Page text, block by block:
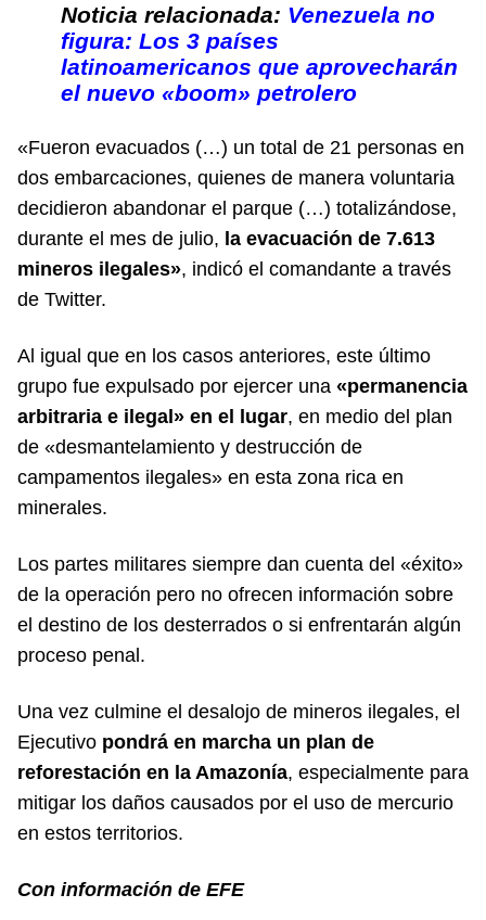
Noticia relacionada: Venezuela no
figura: Los 3 países
latinoamericanos que aprovecharán
el nuevo «boom» petrolero
«Fueron evacuados (…) un total de 21 personas en
dos embarcaciones, quienes de manera voluntaria
decidieron abandonar el parque (…) totalizándose,
durante el mes de julio, la evacuación de 7.613
mineros ilegales», indicó el comandante a través
de Twitter.
Al igual que en los casos anteriores, este último
grupo fue expulsado por ejercer una «permanencia
arbitraria e ilegal» en el lugar, en medio del plan
de «desmantelamiento y destrucción de
campamentos ilegales» en esta zona rica en
minerales.
Los partes militares siempre dan cuenta del «éxito»
de la operación pero no ofrecen información sobre
el destino de los desterrados o si enfrentarán algún
proceso penal.
Una vez culmine el desalojo de mineros ilegales, el
Ejecutivo pondrá en marcha un plan de
reforestación en la Amazonía, especialmente para
mitigar los daños causados por el uso de mercurio
en estos territorios.
Con información de EFE